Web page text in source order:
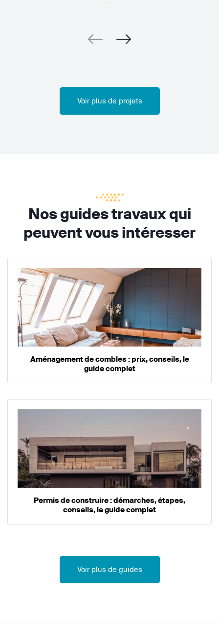
Voir plus de projets
Nos guides travaux qui
peuvent vous intéresser
Aménagement de combles : prix, conseils, le
guide complet
Permis de construire : démarches, étapes,
conseils, le guide complet
Voir plus de guides